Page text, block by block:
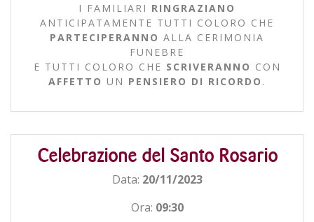
I FAMILIARI RINGRAZIANO
ANTICIPATAMENTE TUTTI COLORO CHE
PARTECIPERANNO ALLA CERIMONIA
FUNEBRE
E TUTTI COLORO CHE SCRIVERANNO CON
AFFETTO UN PENSIERO DI RICORDO .
Celebrazione del Santo Rosario
Data: 20/11/2023
Ora: 09:30